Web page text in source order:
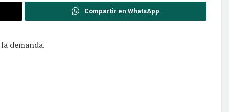
Compartir en WhatsApp
demanda.